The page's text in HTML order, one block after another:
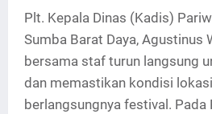
Plt. Kepala Dinas (Kadis)
Sumba Barat Daya, Agustinus
bersama staf turun langsung
dan memastikan kondisi
berlangsungnya festival. Pada